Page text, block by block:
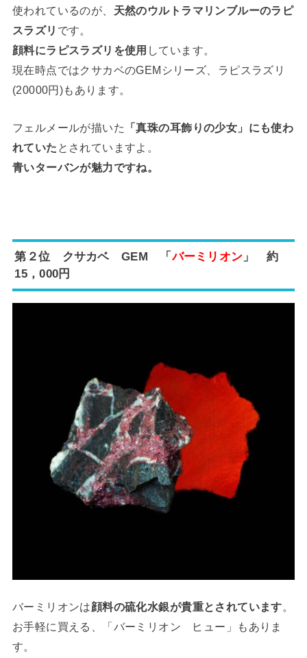
使われているのが、 天然のウルトラマリンブルーのラピ
スラズリ です。
顔料にラピスラズリを使用 しています。
現在時点ではクサカベのGEMシリーズ、ラピスラズリ
(20000円)もあります。
フェルメールが描いた
「真珠の耳飾りの少女」にも使わ
れていた とされていますよ。
青いターバンが魅力ですね。
第２位 クサカベ GEM 「バーミリオン 」 約
15，000円
バーミリオンは顔料の硫化水銀が貴重とされています。
お手軽に買える、「バーミリオン ヒュー」もありま
す。